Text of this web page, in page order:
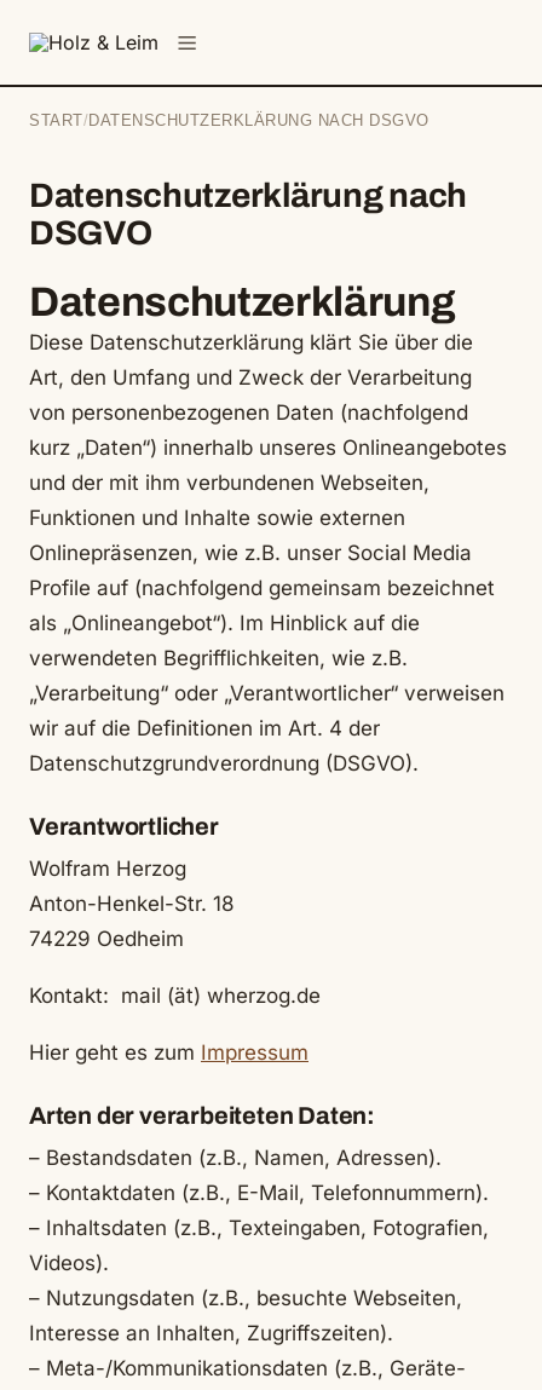
START / DATENSCHUTZERKLÄRUNG NACH DSGVO
Datenschutzerklärung nach
DSGVO
Datenschutzerklärung
Diese Datenschutzerklärung klärt Sie über die
Art, den Umfang und Zweck der Verarbeitung
von personenbezogenen Daten (nachfolgend
kurz „Daten“) innerhalb unseres Onlineangebotes
und der mit ihm verbundenen Webseiten,
Funktionen und Inhalte sowie externen
Onlinepräsenzen, wie z.B. unser Social Media
Profile auf (nachfolgend gemeinsam bezeichnet
als „Onlineangebot“). Im Hinblick auf die
verwendeten Begrifflichkeiten, wie z.B.
„Verarbeitung“ oder „Verantwortlicher“ verweisen
wir auf die Definitionen im Art. 4 der
Datenschutzgrundverordnung (DSGVO).
Verantwortlicher
Wolfram Herzog
Anton-Henkel-Str. 18
74229 Oedheim
Kontakt: mail (ät) wherzog.de
Hier geht es zum Impressum
Arten der verarbeiteten Daten:
– Bestandsdaten (z.B., Namen, Adressen).
– Kontaktdaten (z.B., E-Mail, Telefonnummern).
– Inhaltsdaten (z.B., Texteingaben, Fotografien,
Videos).
– Nutzungsdaten (z.B., besuchte Webseiten,
Interesse an Inhalten, Zugriffszeiten).
– Meta-/Kommunikationsdaten (z.B., Geräte-